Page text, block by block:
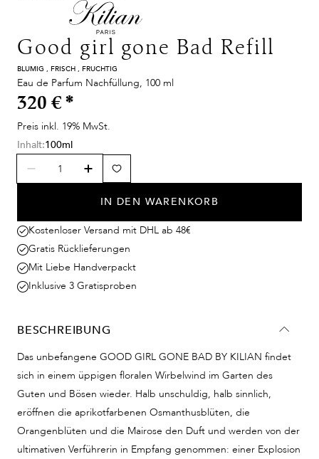
Good girl gone Bad Refill
BLUMIG , FRISCH , FRUCHTIG
Eau de Parfum Nachfüllung, 100 ml
320 € *
Preis inkl. 19% MwSt.
Inhalt:100ml
IN DEN WARENKORB
Kostenloser Versand mit DHL ab 48€
Gratis Rücklieferungen
Mit Liebe Handverpackt
Inklusive 3 Gratisproben
BESCHREIBUNG
Das unbefangene GOOD GIRL GONE BAD BY KILIAN findet
sich in einem üppigen floralen Wirbelwind im Garten des
Guten und Bösen wieder. Halb unschuldig, halb sinnlich,
eröffnen die aprikotfarbenen Osmanthusblüten, die
Orangenblüten und die Mairose den Duft und werden von der
ultimativen Verführerin in Empfang genommen: einer Explosion